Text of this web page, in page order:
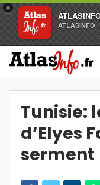
×
ATLASINFO
Tunisie:
d’Elyes
serment